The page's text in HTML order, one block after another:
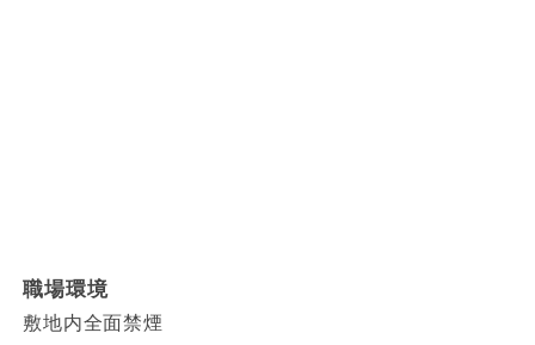
職場環境
敷地内全面禁煙